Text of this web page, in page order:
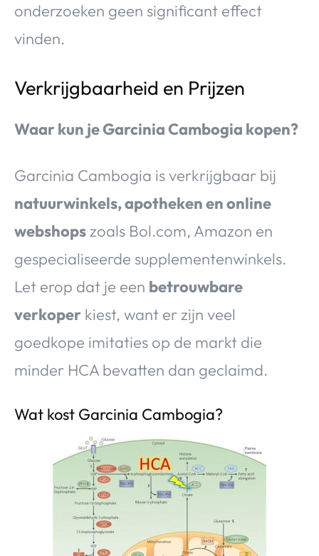
onderzoeken geen significant effect
vinden.
Verkrijgbaarheid en Prijzen
Waar kun je Garcinia Cambogia kopen?
Garcinia Cambogia is verkrijgbaar bij
natuurwinkels, apotheken en online
webshopszoals Bol.com, Amazon en
gespecialiseerde supplementenwinkels.
Let erop dat je een betrouwbare
verkoper kiest, want er zijn veel
goedkope imitaties op de markt die
minder HCA bevatten dan geclaimd.
Wat kost Garcinia Cambogia?